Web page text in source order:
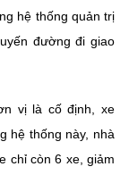
hệ thống quản trị
đường đi giao
vị là cố định, xe
hệ thống này, nhà
chỉ còn 6 xe, giảm